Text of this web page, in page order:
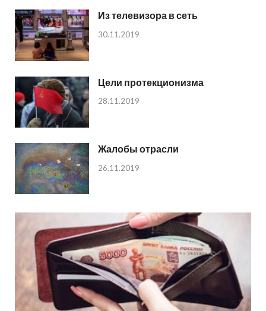
Из телевизора в сеть
30.11.2019
Цели протекционизма
28.11.2019
Жалобы отрасли
26.11.2019